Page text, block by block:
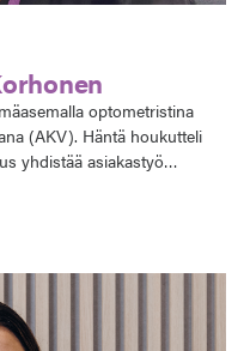
optometristina
(AKV). Häntä houkutteli
yhdistää asiakastyö
eri puolilla Suomea.